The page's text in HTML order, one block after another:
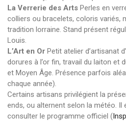
La Verrerie des Arts Perles en
colliers ou bracelets, coloris variés,
tradition lorraine. Stand présent
Louis.
L’Art en Or Petit atelier d’artisanat
dorures à l’or fin, travail du laiton et
et Moyen Âge. Présence parfois
chaque année).
Certains artisans privilégient la
ends, ou alternent selon la météo. Il
consulter le programme officiel (